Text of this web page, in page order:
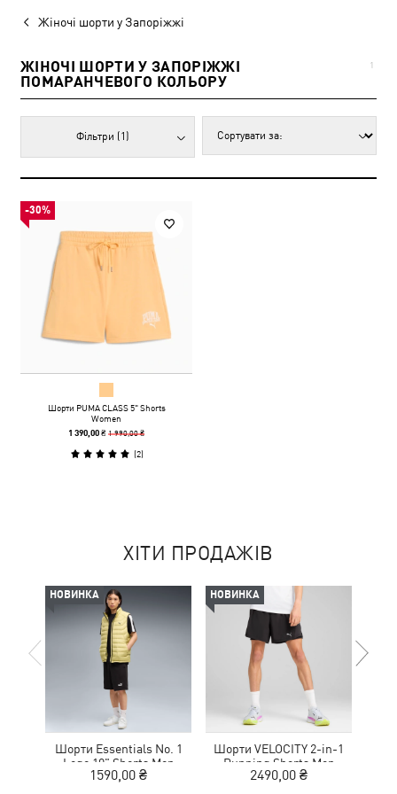
Жіночі шорти у Запоріжжі
ЖІНОЧІ ШОРТИ У ЗАПОРІЖЖІ
ПОМАРАНЧЕВОГО КОЛЬОРУ
1
Фільтри (1)
-30%
Шорти PUMA CLASS 5" Shorts
Women
1 390,00 ₴1 990,00 ₴
(2)
ХІТИ ПРОДАЖІВ
НОВИНКА
Шорти Essentials No. 1
Logo 10" Shorts Men
1590,00 ₴
НОВИНКА
Шорти VELOCITY 2-in-1
Running Shorts Men
2490,00 ₴